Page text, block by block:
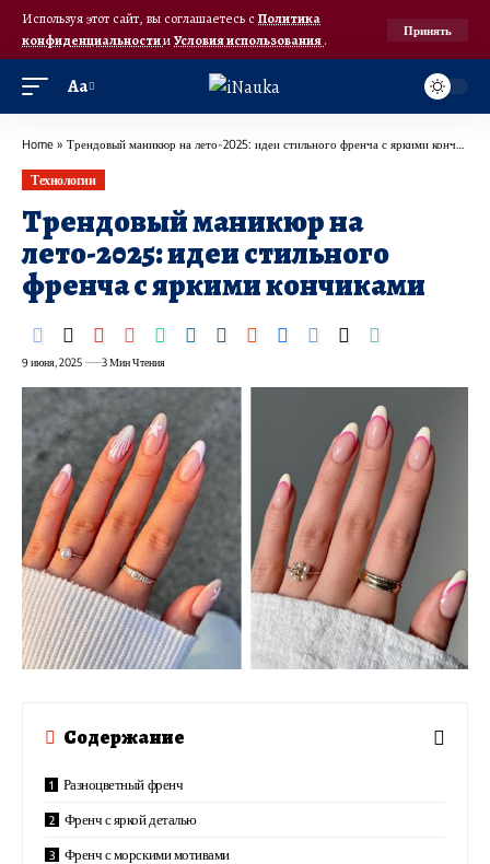
Используя этот сайт, вы соглашаетесь с Политика
конфиденциальностииУсловия использования.
Принять
Аа
Home » Трендовый маникюр на лето-2025: идеи стильного френча с яркими кончиками
Технологии
Трендовый маникюр на
лето-2025: идеи стильного
френча с яркими кончиками
9 июня, 2025 3 Мин Чтения
Содержание
Разноцветный френч
Френч с яркой деталью
Френч с морскими мотивами